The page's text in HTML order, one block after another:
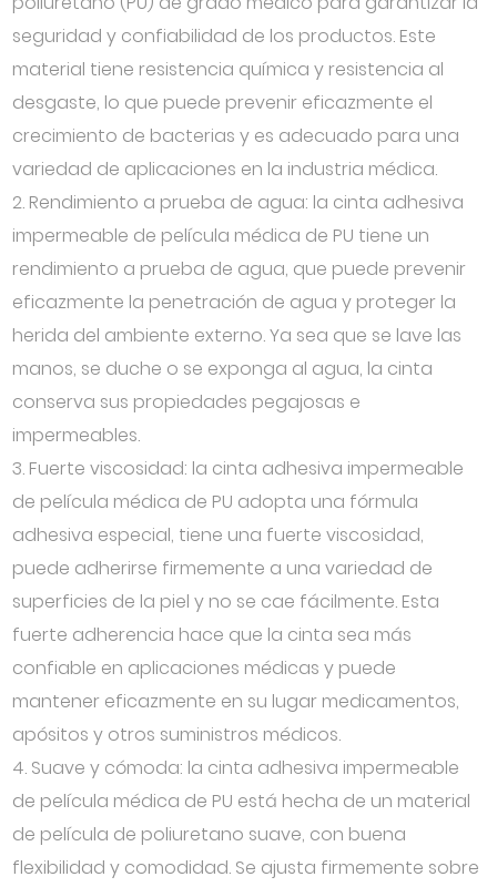
seguridad y confiabilidad de los productos. Este
material tiene resistencia química y resistencia al
desgaste, lo que puede prevenir eficazmente el
crecimiento de bacterias y es adecuado para una
variedad de aplicaciones en la industria médica.
2. Rendimiento a prueba de agua: la cinta adhesiva
impermeable de película médica de PU tiene un
rendimiento a prueba de agua, que puede prevenir
eficazmente la penetración de agua y proteger la
herida del ambiente externo. Ya sea que se lave las
manos, se duche o se exponga al agua, la cinta
conserva sus propiedades pegajosas e
impermeables.
3. Fuerte viscosidad: la cinta adhesiva impermeable
de película médica de PU adopta una fórmula
adhesiva especial, tiene una fuerte viscosidad,
puede adherirse firmemente a una variedad de
superficies de la piel y no se cae fácilmente. Esta
fuerte adherencia hace que la cinta sea más
confiable en aplicaciones médicas y puede
mantener eficazmente en su lugar medicamentos,
apósitos y otros suministros médicos.
4. Suave y cómoda: la cinta adhesiva impermeable
de película médica de PU está hecha de un material
de película de poliuretano suave, con buena
flexibilidad y comodidad. Se ajusta firmemente sobre